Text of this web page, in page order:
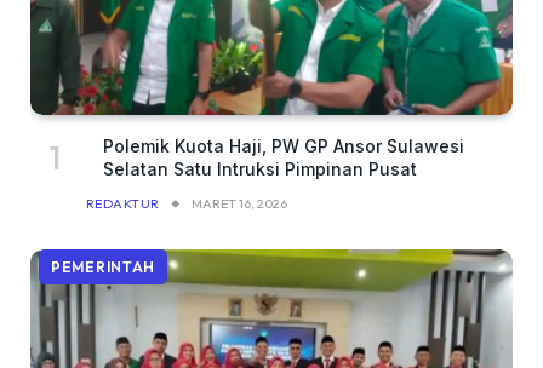
Polemik Kuota Haji, PW GP Ansor Sulawesi
Selatan Satu Intruksi Pimpinan Pusat
REDAKTUR MARET 16, 2026
PEMERINTAH